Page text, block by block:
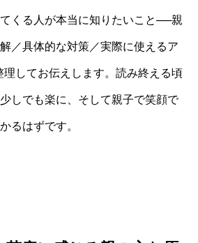
くる人が本当に知りたいこと──親
／具体的な対策／実際に使えるア
してお伝えします。読み終える頃
しでも楽に、そして親子で笑顔で
るはずです。